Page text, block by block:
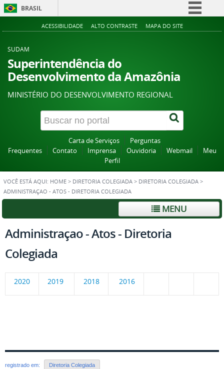
BRASIL
Simplifique!
Acesso à informação
ACESSIBILIDADE ALTO CONTRASTE MAPA DO SITE
SUDAM
Superintendência do
Desenvolvimento da Amazônia
MINISTÉRIO DO DESENVOLVIMENTO REGIONAL
Carta de Serviços
Perguntas
Frequentes
Contato Imprensa Ouvidoria Webmail
Meu
Perfil
VOCÊ ESTÁ AQUI: HOME > DIRETORIA COLEGIADA > DIRETORIA COLEGIADA >
ADMINISTRAÇAO - ATOS - DIRETORIA COLEGIADA
MENU
Administraçao - Atos - Diretoria
Colegiada
2020 2019 2018 2016
registrado em: Diretoria Colegiada